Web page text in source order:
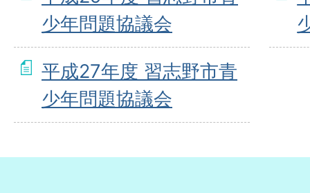
少年問題協議会
平成27年度 習志野市青
少年問題協議会